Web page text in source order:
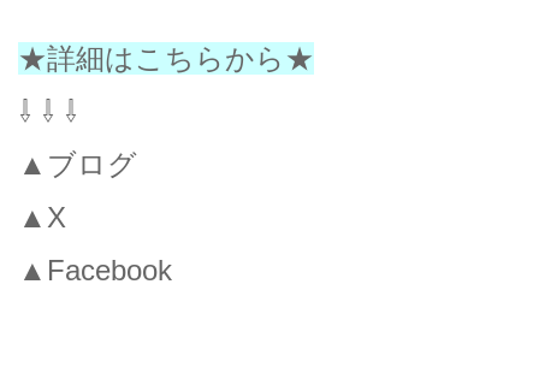
★詳細はこちらから★
⇩ ⇩ ⇩
▲ブログ
▲X
▲Facebook